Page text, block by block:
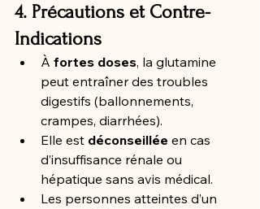
4. Précautions et Contre-
Indications
À fortes doses, la glutamine
peut entraîner des troubles
digestifs (ballonnements,
crampes, diarrhées).
Elle est déconseillée en cas
d’insuffisance rénale ou
hépatique sans avis médical.
Les personnes atteintes d’un